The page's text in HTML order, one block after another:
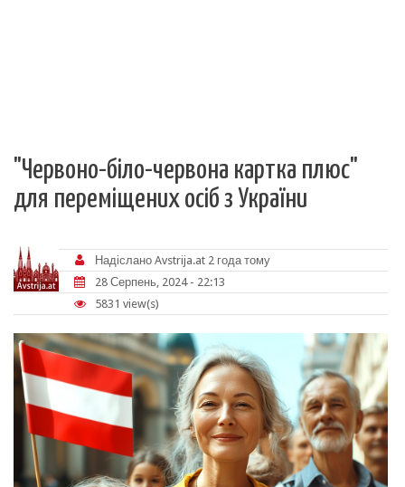
"Червоно-біло-червона картка плюс"
для переміщених осіб з України
Надіслано Avstrija.at 2 года тому
28 Серпень, 2024 - 22:13
5831 view(s)